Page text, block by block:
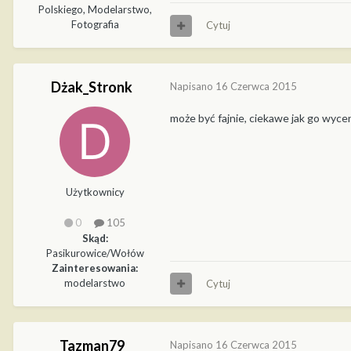
Polskiego, Modelarstwo,
Fotografia
Cytuj
Dżak_Stronk
Użytkownicy
0
105
Skąd:
Pasikurowice/Wołów
Zainteresowania:
modelarstwo
Napisano 16 Czerwca 2015
może być fajnie, ciekawe jak go
Cytuj
Tazman79 Napisano 16 Czerwca 2015